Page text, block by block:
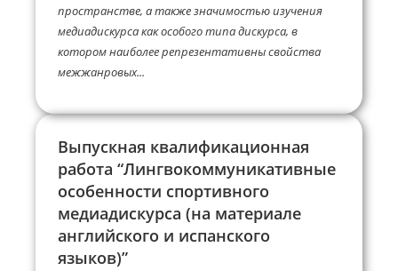
пространстве, а также значимостью изучения
медиадискурса как особого типа дискурса, в
котором наиболее репрезентативны свойства
межжанровых...
Выпускная квалификационная
работа “Лингвокоммуникативные
особенности спортивного
медиадискурса (на материале
английского и испанского
языков)”